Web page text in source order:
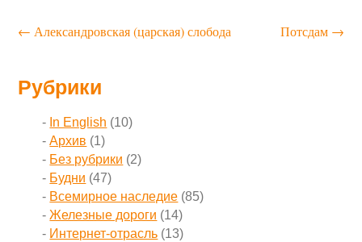
← Александровская (царская) слобода Потсдам →
Рубрики
In English (10)
Архив (1)
Без рубрики (2)
Будни (47)
Всемирное наследие (85)
Железные дороги (14)
Интернет-отрасль (13)